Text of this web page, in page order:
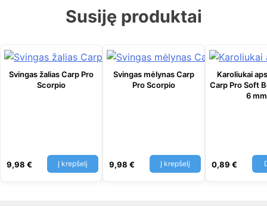
Susiję produktai
Svingas žalias Carp Pro
Scorpio
9,98 € Į krepšelį
Svingas mėlynas Carp
Pro Scorpio
9,98 € Į krepšelį
Karoliukai
Carp Pro Soft
6 mm
0,89 €